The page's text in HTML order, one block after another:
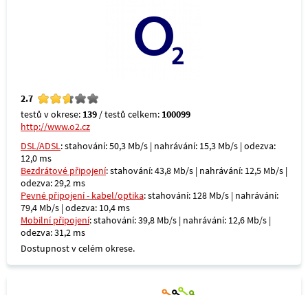
2.7
testů v okrese: 139 / testů celkem: 100099
http://www.o2.cz
DSL/ADSL: stahování: 50,3 Mb/s | nahrávání: 15,3 Mb/s | odezva:
12,0 ms
Bezdrátové připojení: stahování: 43,8 Mb/s | nahrávání: 12,5 Mb/s |
odezva: 29,2 ms
Pevné připojení - kabel/optika: stahování: 128 Mb/s | nahrávání:
79,4 Mb/s | odezva: 10,4 ms
Mobilní připojení: stahování: 39,8 Mb/s | nahrávání: 12,6 Mb/s |
odezva: 31,2 ms
Dostupnost v celém okrese.